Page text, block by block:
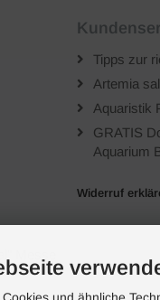
Messe
Tipps zur
Artemia
Aquaristik
GRATIS
Aquarium
Widerruf